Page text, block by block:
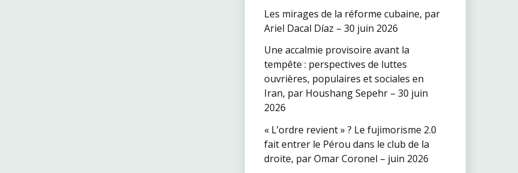
Les mirages de la réforme cubaine, par
Ariel Dacal Díaz – 30 juin 2026
Une accalmie provisoire avant la
tempête : perspectives de luttes
ouvrières, populaires et sociales en
Iran, par Houshang Sepehr – 30 juin
2026
« L’ordre revient » ? Le fujimorisme 2.0
fait entrer le Pérou dans le club de la
droite, par Omar Coronel – juin 2026